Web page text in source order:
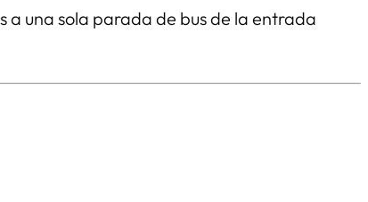
a una sola parada de bus de la entrada